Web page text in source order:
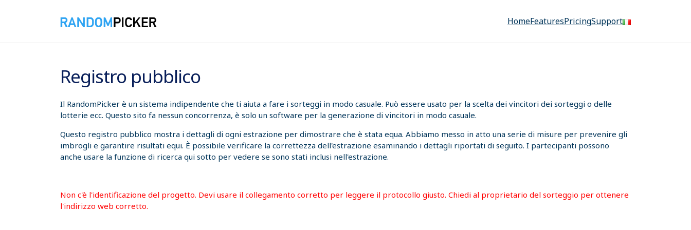
HomeFeaturesPricingSupport
Registro pubblico
Il RandomPicker è un sistema indipendente che ti aiuta a fare i sorteggi in modo casuale. Può essere usato per la scelta dei vincitori dei sorteggi o delle
lotterie ecc. Questo sito fa nessun concorrenza, è solo un software per la generazione di vincitori in modo casuale.
Questo registro pubblico mostra i dettagli di ogni estrazione per dimostrare che è stata equa. Abbiamo messo in atto una serie di misure per prevenire gli
imbrogli e garantire risultati equi. È possibile verificare la correttezza dell'estrazione esaminando i dettagli riportati di seguito. I partecipanti possono
anche usare la funzione di ricerca qui sotto per vedere se sono stati inclusi nell'estrazione.
Non c'è l'identificazione del progetto. Devi usare il collegamento corretto per leggere il protocollo giusto. Chiedi al proprietario del sorteggio per ottenere
l'indirizzo web corretto.